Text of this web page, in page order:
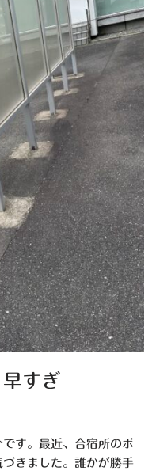
すぎ
す。最近、合宿所のボ
きました。誰かが勝手